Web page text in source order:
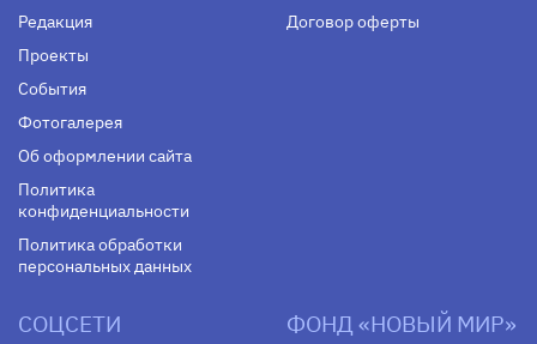
Редакция
Проекты
События
Фотогалерея
Об оформлении сайта
Политика
конфиденциальности
Политика обработки
персональных данных
Договор оферты
СОЦСЕТИ ФОНД «НОВЫЙ МИР»